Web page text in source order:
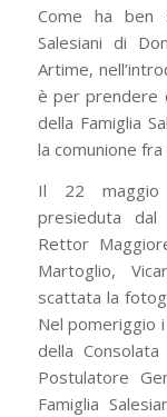
Come ha ben
Salesiani di
Artime,
è per prendere
della Famiglia
la comunione
Il 22 maggio
presieduta dal
Rettor
Martoglio,
scattata la
Nel pomeriggio
della
Postulatore
Famiglia